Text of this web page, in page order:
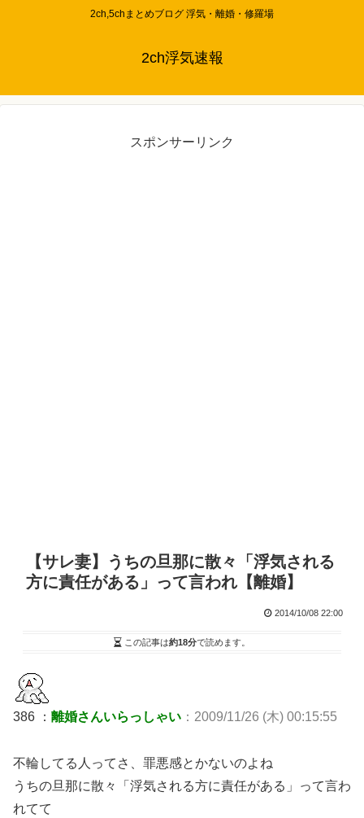
2ch,5chまとめブログ 浮気・離婚・修羅場
2ch浮気速報
スポンサーリンク
【サレ妻】うちの旦那に散々「浮気される
方に責任がある」って言われ【離婚】
2014/10/08 22:00
この記事は約18分で読めます。
386 ： 離婚さんいらっしゃい ：2009/11/26 (木) 00:15:55
不輪してる人ってさ、罪悪感とかないのよね
うちの旦那に散々「浮気される方に責任がある」って言わ
れてて